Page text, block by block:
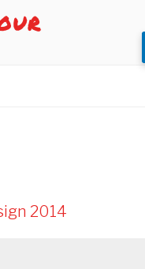
2014